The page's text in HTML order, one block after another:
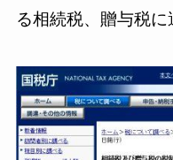
る相続税、贈与税に